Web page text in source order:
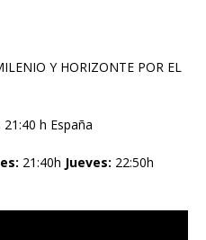
Y HORIZONTE POR EL
21:40 h España
21:40h Jueves: 22:50h